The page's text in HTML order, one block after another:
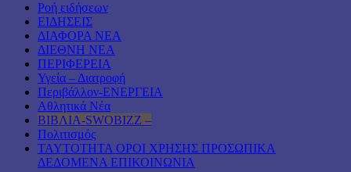
Ροή ειδήσεων
ΕΙΔΗΣΕΙΣ
ΔΙΑΦΟΡΑ ΝΕΑ
ΔΙΕΘΝΗ ΝΕΑ
ΠΕΡΙΦΕΡΕΙΑ
Υγεία – Διατροφή
Περιβάλλον-ΕΝΕΡΓΕΙΑ
Αθλητικά Νέα
ΒΙΒΛΙΑ-SWOBIZZ –
Πολιτισμός
TAYTOTHTA ΟΡΟΙ ΧΡΗΣΗΣ ΠΡΟΣΩΠΙΚΑ
ΔΕΔΟΜΕΝΑ ΕΠΙΚΟΙΝΩΝΙΑ